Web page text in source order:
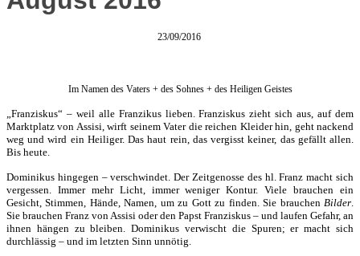
23/09/2016
Im Namen des Vaters + des Sohnes + des Heiligen Geistes
„Franziskus“ – weil alle Franzikus lieben. Franziskus zieht sich aus, auf dem
Marktplatz von Assisi, wirft seinem Vater die reichen Kleider hin, geht nackend
weg und wird ein Heiliger. Das haut rein, das vergisst keiner, das gefällt allen.
Bis heute.
Dominikus hingegen – verschwindet. Der Zeitgenosse des hl. Franz macht sich
vergessen. Immer mehr Licht, immer weniger Kontur. Viele brauchen ein
Gesicht, Stimmen, Hände, Namen, um zu Gott zu finden. Sie brauchen Bilder.
Sie brauchen Franz von Assisi oder den Papst Franziskus – und laufen Gefahr, an
ihnen hängen zu bleiben. Dominikus verwischt die Spuren; er macht sich
durchlässig – und im letzten Sinn unnötig.